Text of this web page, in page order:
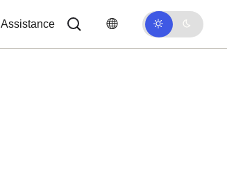
Assistance